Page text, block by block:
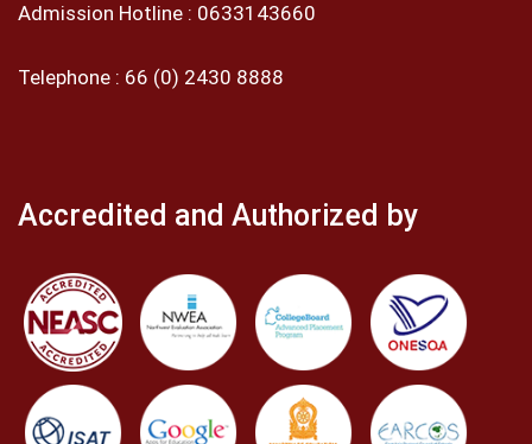
Brunswick (มหาวิทยาลัยแห่งรัฐนิวเจอร์ซีย์ ) ฉันอยาก
จะขอบคุณผู้บริหารระดับสูงของ ASB (มิสลักขณา มิ
อังกฤษMr. David L.สำหรับวิชาแคลคูลัสเริ่มต้น Mr. D
สำหรับ PS Prep ครูน้อยที่สอนวิชาภาษาไทย
และที่สำคัญที่สุดฉันขอขอบคุณ Mrs. Meca ที่ช่วย
เหลือและแนะนำให้ จนฉันผ่านขั้นตอนการรับทุนการ
ศึกษาด้านกีฬา สุดท้ายแต่ไม่ท้ายสุดในช่วงสามปีที่
ผ่านมาที่เข้าเรียนกับ ASBGV ฉันยังคงจดจำการเดิน
Admission Hotline : 0633143660
Telephone : 66 (0) 2430 8888
Accredited and Authorized by